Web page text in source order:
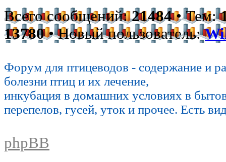
Всего сообщений:21484• Тем:
13780• Новый пользователь:
Форум для птицеводов - содержание и
болезни птиц и их лечение,
инкубация в домашних условиях в
перепелов, гусей, уток и прочее. Есть
phpBB